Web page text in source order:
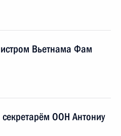
Вьетнама Фам
ООН Антониу